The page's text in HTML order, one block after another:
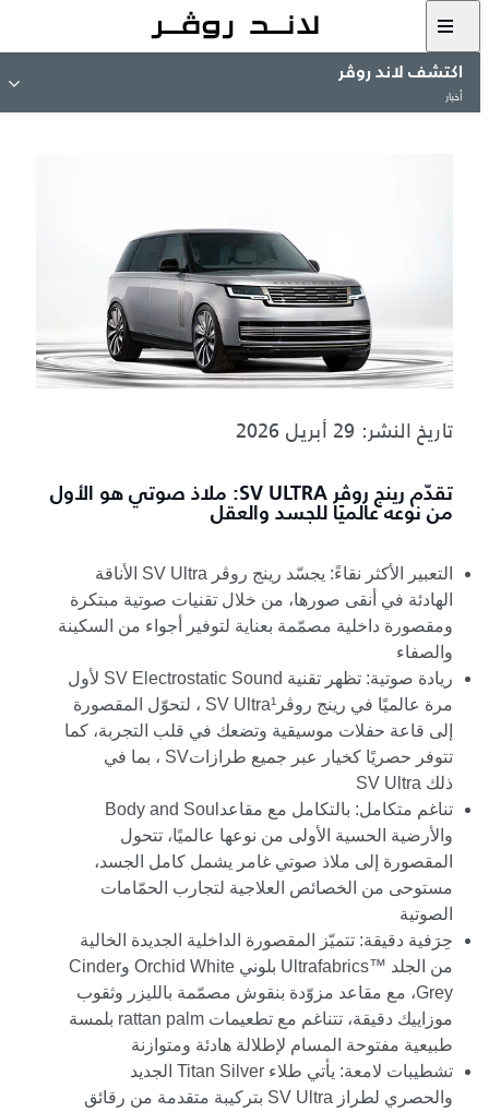
اكتشف لاند روڤر
أخبار
تاريخ النشر: 29 أبريل 2026
تقدّم رينج روڤر SV ULTRA: ملاذ صوتي هو الأول
من نوعه عالميًا للجسد والعقل
التعبير الأكثر نقاءً: يجسّد رينج روڤر SV Ultra الأناقة
الهادئة في أنقى صورها، من خلال تقنيات صوتية مبتكرة
ومقصورة داخلية مصمّمة بعناية لتوفير أجواء من السكينة
والصفاء
ريادة صوتية: تظهر تقنية SV Electrostatic Sound لأول
مرة عالميًا في رينج روڤر SV Ultra¹ ، لتحوّل المقصورة
إلى قاعة حفلات موسيقية وتضعك في قلب التجربة، كما
تتوفر حصريًا كخيار عبر جميع طرازاتSV ، بما في
ذلك SV Ultra
تناغم متكامل: بالتكامل مع مقاعد Body and Soul
والأرضية الحسية الأولى من نوعها عالميًا، تتحول
المقصورة إلى ملاذ صوتي غامر يشمل كامل الجسد،
مستوحى من الخصائص العلاجية لتجارب الحمّامات
الصوتية
حِرَفية دقيقة: تتميّز المقصورة الداخلية الجديدة الخالية
من الجلد Ultrafabrics™ بلوني Orchid White وCinder
Grey، مع مقاعد مزوّدة بنقوش مصمّمة بالليزر وثقوب
موزاييك دقيقة، تتناغم مع تطعيمات rattan palm بلمسة
طبيعية مفتوحة المسام لإطلالة هادئة ومتوازنة
تشطيبات لامعة: يأتي طلاء Titan Silver الجديد
والحصري لطراز SV Ultra بتركيبة متقدمة من رقائق